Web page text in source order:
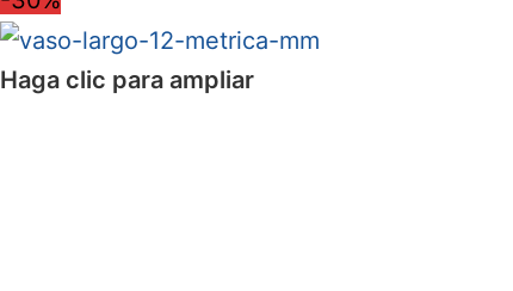
Haga clic para ampliar